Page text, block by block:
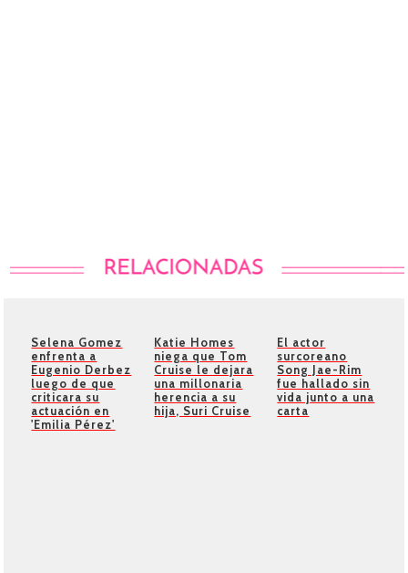
Selena Gomez
enfrenta a
Eugenio Derbez
luego de que
criticara su
actuación en
'Emilia Pérez'
Katie Homes
niega que Tom
Cruise le dejara
una millonaria
herencia a su
hija, Suri Cruise
El actor
surcoreano
Song Jae-Rim
fue hallado sin
vida junto a una
carta